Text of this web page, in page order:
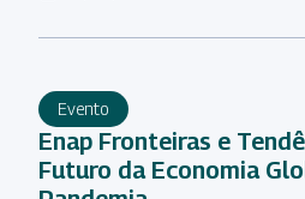
Evento
Enap Fronteiras e
Futuro da Economia